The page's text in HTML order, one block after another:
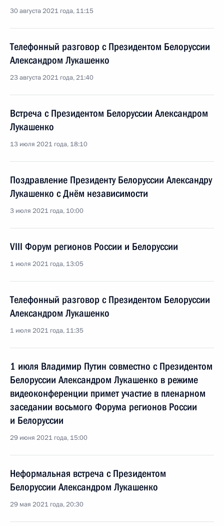
30 августа 2021 года, 11:15
Телефонный разговор с Президентом Белоруссии
Александром Лукашенко
23 августа 2021 года, 21:40
Встреча с Президентом Белоруссии Александром
Лукашенко
13 июля 2021 года, 18:10
Поздравление Президенту Белоруссии Александру
Лукашенко с Днём независимости
3 июля 2021 года, 10:00
VIII Форум регионов России и Белоруссии
1 июля 2021 года, 13:05
Телефонный разговор с Президентом Белоруссии
Александром Лукашенко
1 июля 2021 года, 11:35
1 июля Владимир Путин совместно с Президентом
Белоруссии Александром Лукашенко в режиме
видеоконференции примет участие в пленарном
заседании восьмого Форума регионов России
и Белоруссии
29 июня 2021 года, 15:00
Неформальная встреча с Президентом
Белоруссии Александром Лукашенко
29 мая 2021 года, 20:30